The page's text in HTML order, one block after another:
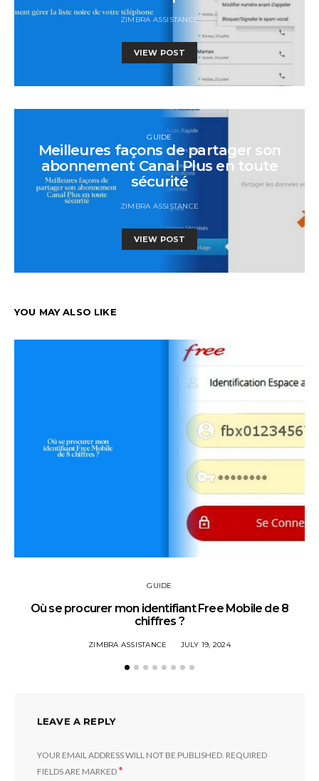
ZIMBRA ASSISTANCE
VIEW POST
GUIDE
Meilleures façons de partager son
abonnement Canal Plus en toute
sécurité
ZIMBRA ASSISTANCE
VIEW POST
YOU MAY ALSO LIKE
GUIDE
Où se procurer mon identifiant Free Mobile de 8
chiffres ?
ZIMBRA ASSISTANCE JULY 19, 2024
LEAVE A REPLY
YOUR EMAIL ADDRESS WILL NOT BE PUBLISHED. REQUIRED
FIELDS ARE MARKED*